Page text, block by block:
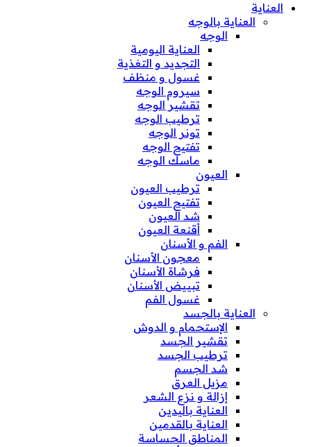
العناية
العناية بالوجه
الوجه
العناية اليومية
التجديد و التغذية
غسول و منظف
سيروم الوجه
تقشير الوجه
ترطيب الوجه
تونر الوجه
تفتيح الوجه
ماسك الوجه
العيون
ترطيب العيون
تفتيح العيون
شد العيون
أقنعة العيون
الفم و الأسنان
معجون الأسنان
فرشاة الأسنان
تبييض الأسنان
غسول الفم
العناية بالجسد
الإستحمام و الدوش
تقشير الجسد
ترطيب الجسد
شد الجسم
مزيل العرق
إزالة و نزع الشعر
العناية باليدين
العناية بالقدمين
المناطق الحساسة